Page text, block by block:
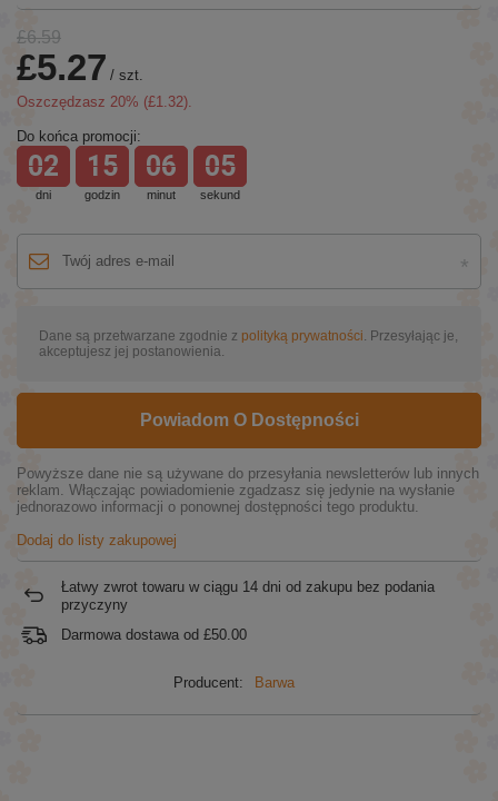
£6.59
£5.27 / szt.
Oszczędzasz 20% (£1.32).
Do końca promocji:
dni
02
godzin
15
minut
06
sekund
05
Dane są przetwarzane zgodnie z polityką prywatności . Przesyłając je,
akceptujesz jej postanowienia.
Powiadom O Dostępności
Powyższe dane nie są używane do przesyłania newsletterów lub innych
reklam. Włączając powiadomienie zgadzasz się jedynie na wysłanie
jednorazowo informacji o ponownej dostępności tego produktu.
Dodaj do listy zakupowej
Łatwy zwrot towaru w ciągu 14 dni od zakupu bez podania
przyczyny
Darmowa dostawa od £50.00
Producent: Barwa